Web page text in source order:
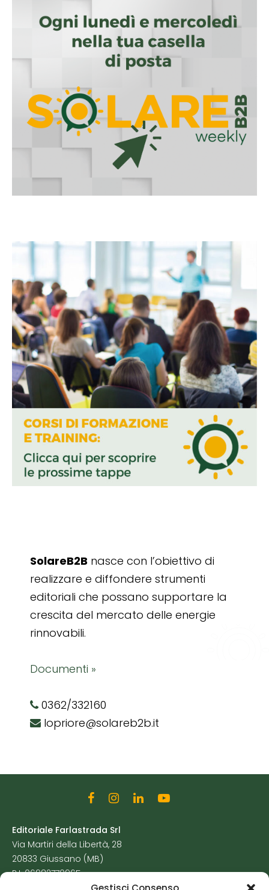
SolareB2B nasce con l’obiettivo di
realizzare e diffondere strumenti
editoriali che possano supportare la
crescita del mercato delle energie
rinnovabili.
Documenti »
0362/332160
lopriore@solareb2b.it
Editoriale Farlastrada Srl
Via Martiri della Libertà, 28
20833 Giussano (MB)
P.I. 06982770965